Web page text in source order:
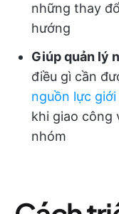
những thay
hướng
Giúp quản lý
điều gì cần
nguồn lực giới
khi giao công
nhóm